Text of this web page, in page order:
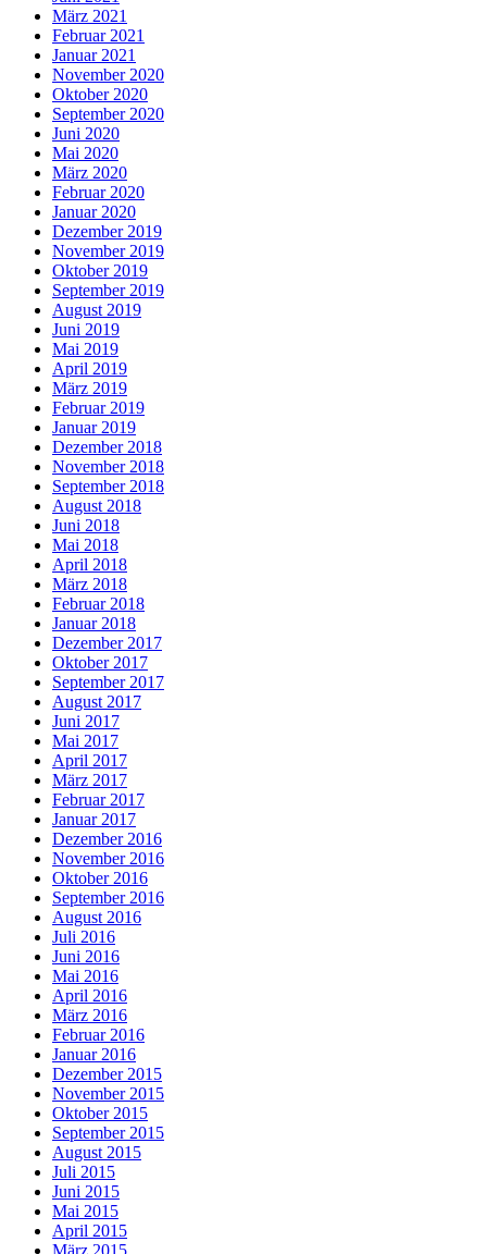
März 2021
Februar 2021
Januar 2021
November 2020
Oktober 2020
September 2020
Juni 2020
Mai 2020
März 2020
Februar 2020
Januar 2020
Dezember 2019
November 2019
Oktober 2019
September 2019
August 2019
Juni 2019
Mai 2019
April 2019
März 2019
Februar 2019
Januar 2019
Dezember 2018
November 2018
September 2018
August 2018
Juni 2018
Mai 2018
April 2018
März 2018
Februar 2018
Januar 2018
Dezember 2017
Oktober 2017
September 2017
August 2017
Juni 2017
Mai 2017
April 2017
März 2017
Februar 2017
Januar 2017
Dezember 2016
November 2016
Oktober 2016
September 2016
August 2016
Juli 2016
Juni 2016
Mai 2016
April 2016
März 2016
Februar 2016
Januar 2016
Dezember 2015
November 2015
Oktober 2015
September 2015
August 2015
Juli 2015
Juni 2015
Mai 2015
April 2015